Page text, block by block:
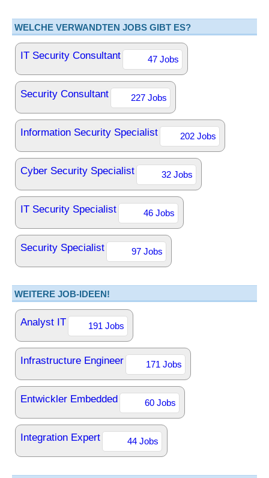
WELCHE VERWANDTEN JOBS GIBT ES?
IT Security Consultant 47 Jobs
Security Consultant 227 Jobs
Information Security Specialist 202 Jobs
Cyber Security Specialist 32 Jobs
IT Security Specialist 46 Jobs
Security Specialist 97 Jobs
WEITERE JOB-IDEEN!
Analyst IT 191 Jobs
Infrastructure Engineer 171 Jobs
Entwickler Embedded 60 Jobs
Integration Expert 44 Jobs